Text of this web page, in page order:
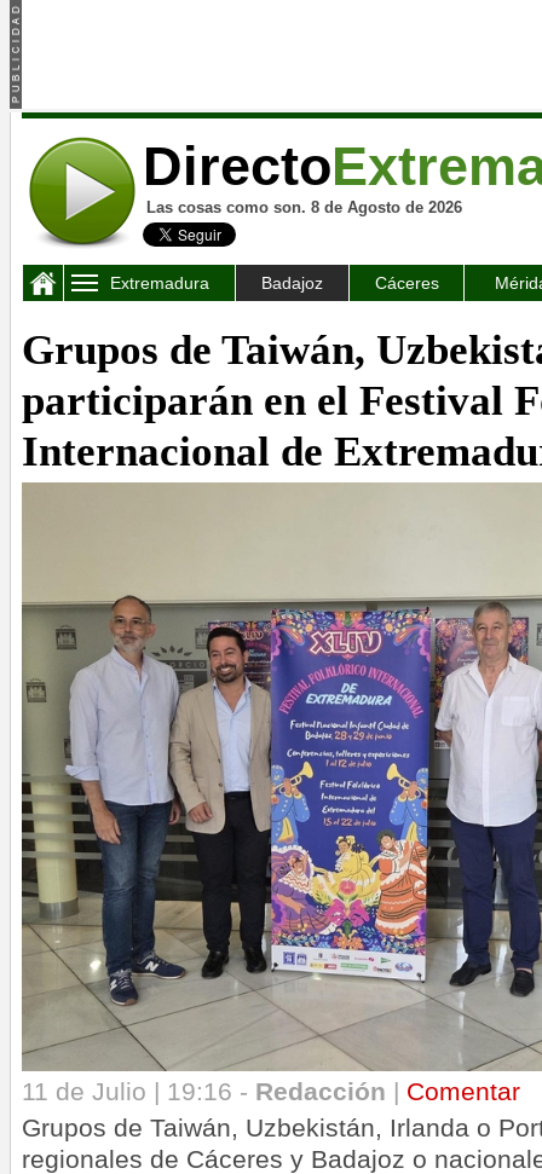
Directo
Las cosas como son. 8 de Agosto de 2026
Extremadura Badajoz Cáceres
Grupos de Taiwán,
participarán en el Festival
Internacional de
11 de Julio | 19:16 - Redacción | Comentar
Grupos de Taiwán, Uzbekistán, Irlanda o
regionales de Cáceres y Badajoz o